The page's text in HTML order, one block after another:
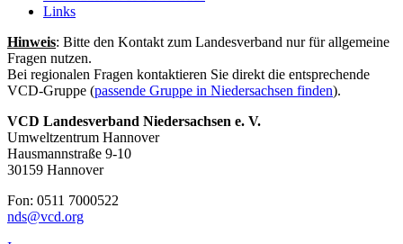
Links
Hinweis: Bitte den Kontakt zum Landesverband nur für allgemeine
Fragen nutzen.
Bei regionalen Fragen kontaktieren Sie direkt die entsprechende
VCD-Gruppe (passende Gruppe in Niedersachsen finden).
VCD Landesverband Niedersachsen e. V.
Umweltzentrum Hannover
Hausmannstraße 9-10
30159 Hannover
Fon: 0511 7000522
nds@vcd.org